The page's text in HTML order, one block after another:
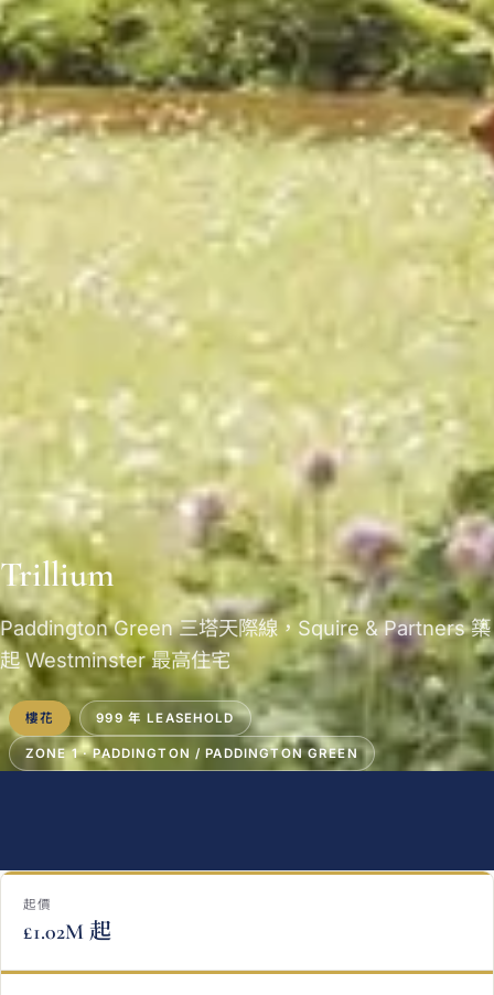
Trillium
Paddington Green 三塔天際線，Squire & Partners 築
起 Westminster 最高住宅
樓花 999 年 LEASEHOLD
ZONE 1 · PADDINGTON / PADDINGTON GREEN
起價
£1.02M 起